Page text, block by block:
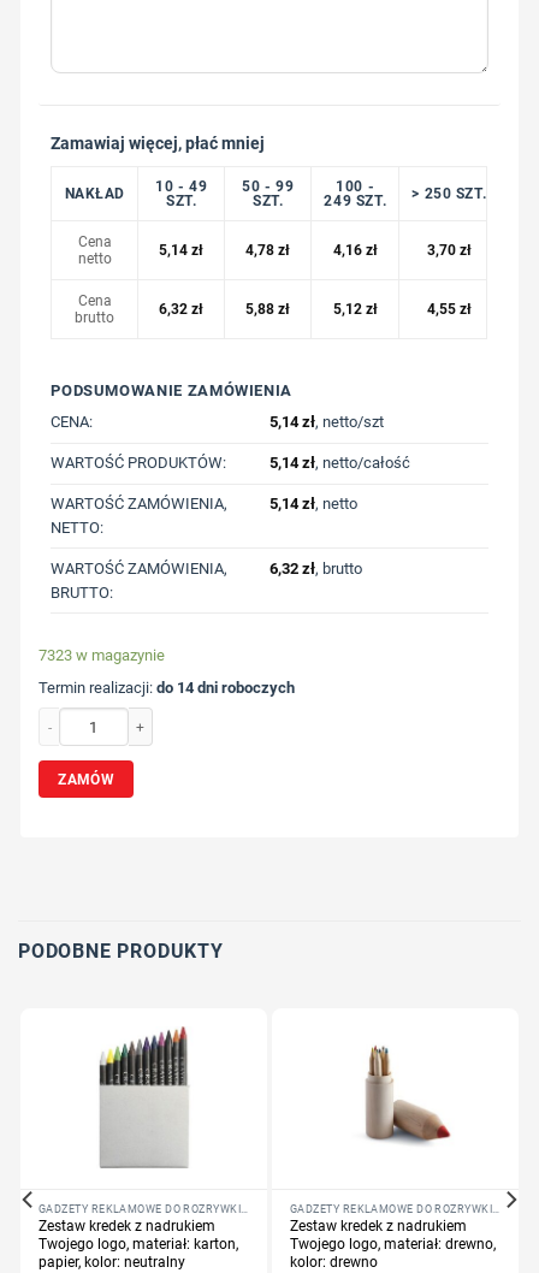
Zamawiaj więcej, płać mniej
NAKŁAD
10 - 49
SZT.
50 - 99
SZT.
100 -
249 SZT.
> 250 SZT.
Cena
netto
5,14zł 4,78zł 4,16 zł 3,70 zł
Cena
brutto
6,32zł 5,88zł 5,12 zł 4,55 zł
PODSUMOWANIE ZAMÓWIENIA
CENA:
5,14zł, netto/szt
WARTOŚĆ PRODUKTÓW: 5,14zł, netto/całość
WARTOŚĆ ZAMÓWIENIA,
NETTO:
5,14zł, netto
WARTOŚĆ ZAMÓWIENIA,
BRUTTO:
6,32 zł, brutto
7323 w magazynie
Termin realizacji:do 14 dni roboczych
ZAMÓW
PODOBNE PRODUKTY
Zestaw kredek z nadrukiem
Twojego logo, materiał: karton,
papier, kolor: neutralny
Zestaw kredek z nadrukiem
Twojego logo, materiał: drewno,
kolor: drewno